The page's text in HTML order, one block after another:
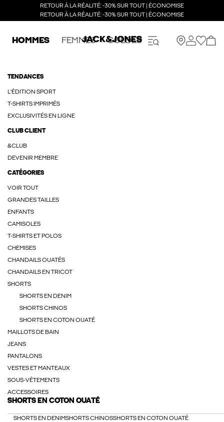
RETOUR À LA RÉALITÉ: -30% SUR TOUT | ÉCONOMISE
RETOUR À LA RÉALITÉ: -30% SUR TOUT | ÉCONOMISE
HOMMES FEMMES SOLDES
TENDANCES
L'ÉDITION SPORT
T-SHIRTS IMPRIMÉS
EXCLUSIVITÉS EN LIGNE
CLUB CLIENT
&CLUB
DEVENIR MEMBRE
CATÉGORIES
VOIR TOUT
GRANDES TAILLES
ENFANTS
CAMISOLES
T-SHIRTS ET POLOS
CHEMISES
CHANDAILS OUATÉS
CHANDAILS EN TRICOT
SHORTS
SHORTS EN DENIM
SHORTS CHINOS
SHORTS EN COTON OUATÉ
MAILLOTS DE BAIN
JEANS
PANTALONS
VESTES ET MANTEAUX
SOUS-VÊTEMENTS
ACCESSOIRES
SHORTS EN COTON OUATÉ
SHORTS EN DENIMSHORTS CHINOSSHORTS EN COTON OUATÉ